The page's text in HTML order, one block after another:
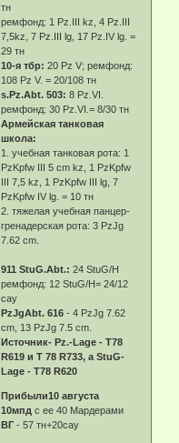
тн
ремфонд: 1 Pz.III kz, 4 Pz.III
7,5kz, 7 Pz.III lg, 17 Pz.IV lg. =
29 тн
10-я тбр: 20 Pz V; ремфонд:
108 Pz V. = 20/108 тн
s.Pz.Abt. 503: 8 Pz.VI.
ремфонд: 30 Pz.VI.= 8/30 тн
Армейская танковая
школа:
1. учебная танковая рота: 1
PzKpfw III 5 cm kz, 1 PzKpfw
III 7,5 kz, 1 PzKpfw III lg, 7
PzKpfw IV lg. = 10 тн
2. тяжелая учебная панцер-
гренадерская рота: 3 PzJg
7.62 cm.
911 StuG.Abt.: 24 StuG/H
ремфонд: 12 StuG/H= 24/12
сау
PzJgAbt. 616- 4 PzJg 7.62
cm, 13 PzJg 7.5 cm.
Источник- Pz.-Lage - T78
R619 и T 78 R733, а StuG-
Lаgе - T78 R620
Прибыли10 августа
10мпд с ее 40 Мардерами
ВГ- 57 тн+20сау